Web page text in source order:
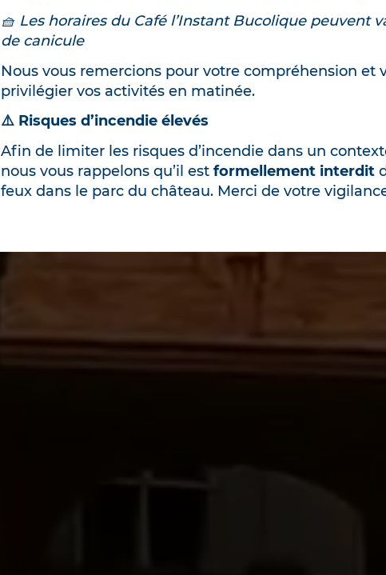
🧺 Les horaires du Café l’Instant Bucolique peuvent
de canicule
Nous vous remercions pour votre compréhension et
privilégier vos activités en matinée.
⚠️ Risques d’incendie élevés
Afin de limiter les risques d’incendie dans un
nous vous rappelons qu’il est formellement interdit
feux dans le parc du château. Merci de votre